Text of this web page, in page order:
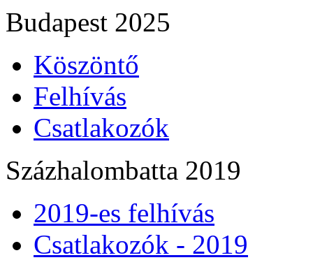
Budapest 2025
Köszöntő
Felhívás
Csatlakozók
Százhalombatta 2019
2019-es felhívás
Csatlakozók - 2019